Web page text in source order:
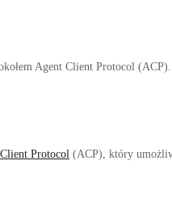
Agent Client Protocol (ACP).
Protocol (ACP), który